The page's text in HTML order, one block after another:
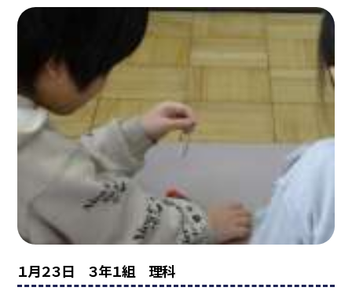
１月２３日 ３年１組 理科